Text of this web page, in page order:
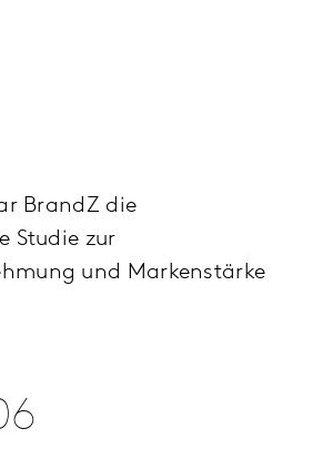
BrandZ die
Studie zur
und Markenstärke